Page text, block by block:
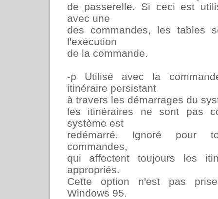
de passerelle. Si ceci est
avec une
des commandes, les tables
l'exécution
de la commande.
-p Utilisé avec la
itinéraire persistant
à travers les démarrages du
les itinéraires ne sont pas
système est
redémarré. Ignoré pour
commandes,
qui affectent toujours les
appropriés.
Cette option n'est pas
Windows 95.